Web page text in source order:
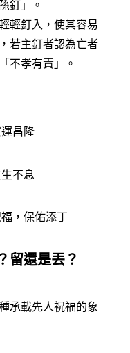
釘」。
輕釘入，使其容易
若主釘者認為亡者
不孝有責」。
昌隆
不息
，保佑添丁
留還是丟？
承載先人祝福的象